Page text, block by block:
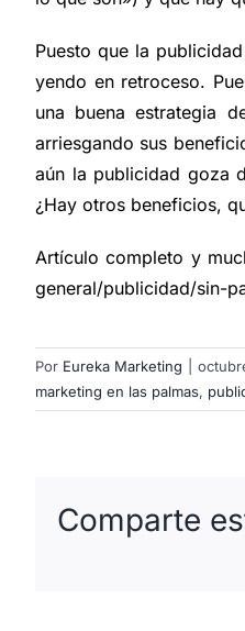
Puesto que la
yendo en retroceso.
una buena estrategia
arriesgando sus
aún la publicidad goza
¿Hay otros beneficios,
Artículo completo y
general/publicidad/sin-
Por Eureka Marketing
marketing en las palmas,
Comparte